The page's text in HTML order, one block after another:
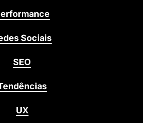
Sociais
SEO
UX